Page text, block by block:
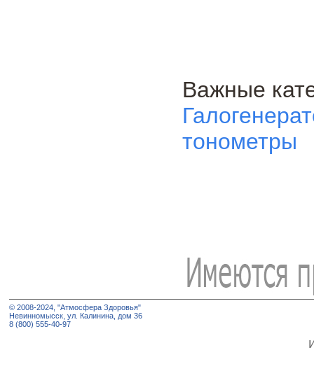
Важные
тонометры
© 2008-2024, "Атмосфера Здоровья"
Невинномысск, ул. Калинина, дом 36
8 (800) 555-40-97